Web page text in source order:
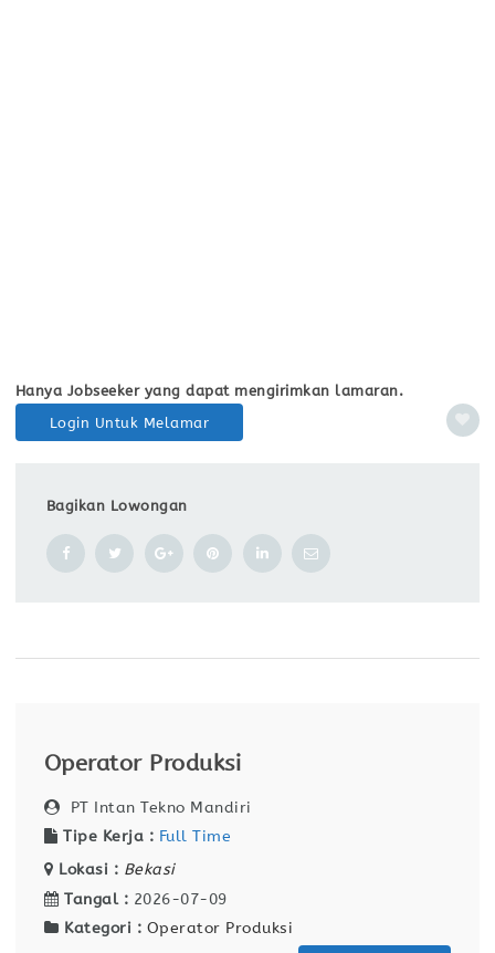
Hanya Jobseeker yang dapat mengirimkan lamaran.
Login Untuk Melamar
Bagikan Lowongan
Operator Produksi
PT Intan Tekno Mandiri
Tipe Kerja : Full Time
Lokasi : Bekasi
Tangal : 2026-07-09
Kategori : Operator Produksi